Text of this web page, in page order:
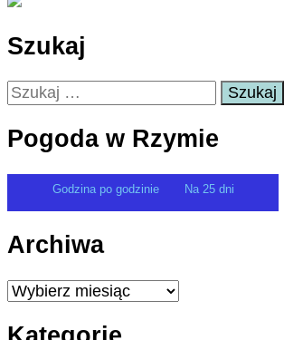
Szukaj
Szukaj:
Pogoda w Rzymie
Godzina po godzinie Na 25 dni
Archiwa
Archiwa